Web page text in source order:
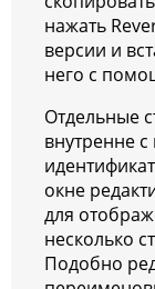
нажать
версии и
него с
Отдельные
внутренне
окне
для
несколько
Подобно